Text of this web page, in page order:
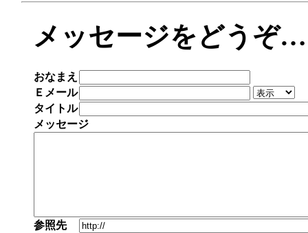
メッセージをどうぞ…
おなまえ
Ｅメール
タイトル
メッセージ
参照先